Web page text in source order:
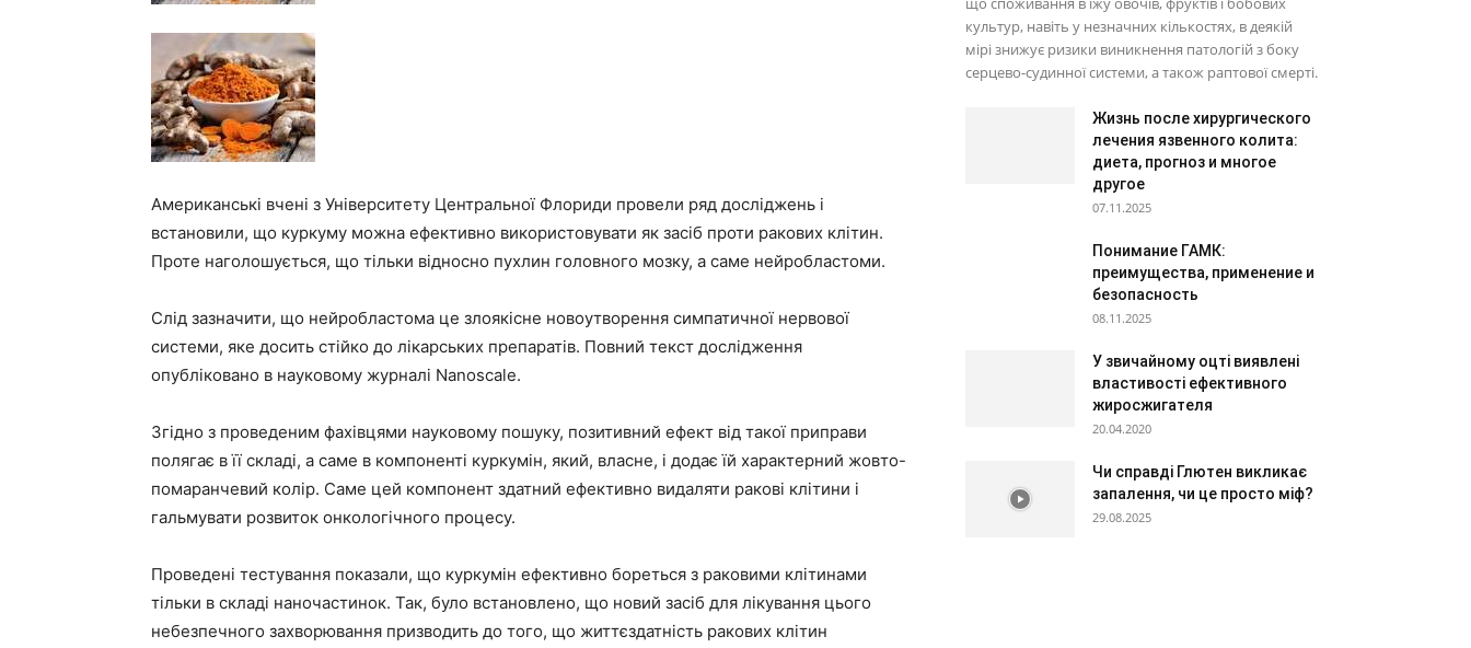
Американські вчені з Університету Центральної Флориди провели ряд досліджень і
встановили, що куркуму можна ефективно використовувати як засіб проти ракових клітин.
Проте наголошується, що тільки відносно пухлин головного мозку, а саме нейробластоми.
Слід зазначити, що нейробластома це злоякісне новоутворення симпатичної нервової
системи, яке досить стійко до лікарських препаратів. Повний текст дослідження
опубліковано в науковому журналі Nanoscale.
Згідно з проведеним фахівцями науковому пошуку, позитивний ефект від такої приправи
полягає в її складі, а саме в компоненті куркумін, який, власне, і додає їй характерний жовто-
помаранчевий колір. Саме цей компонент здатний ефективно видаляти ракові клітини і
гальмувати розвиток онкологічного процесу.
Проведені тестування показали, що куркумін ефективно бореться з раковими клітинами
тільки в складі наночастинок. Так, було встановлено, що новий засіб для лікування цього
небезпечного захворювання призводить до того, що життєздатність ракових клітин
культур, навіть у незначних кількостях, в деякій
мірі знижує ризики виникнення патологій з боку
серцево-судинної системи, а також раптової смерті.
Жизнь после хирургического
лечения язвенного колита:
диета, прогноз и многое
другое
07.11.2025
Понимание ГАМК:
преимущества, применение и
безопасность
08.11.2025
У звичайному оцті виявлені
властивості ефективного
жиросжигателя
20.04.2020
Чи справді Глютен викликає
запалення, чи це просто міф?
29.08.2025